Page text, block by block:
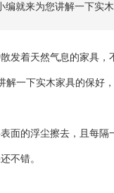
就来为您讲解一下实木
发着天然气息的家具
一下实木家具的保好，
面的浮尘擦去，且每
不错。